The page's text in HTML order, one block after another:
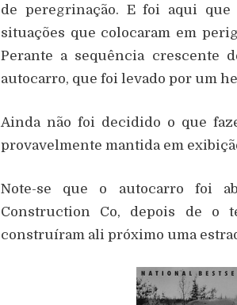
de peregrinação. E foi aqui que
situações que colocaram em
Perante a sequência crescente
autocarro, que foi levado por um
Ainda não foi decidido o que
provavelmente mantida em
Note-se que o autocarro foi
Construction Co, depois de o
construíram ali próximo uma